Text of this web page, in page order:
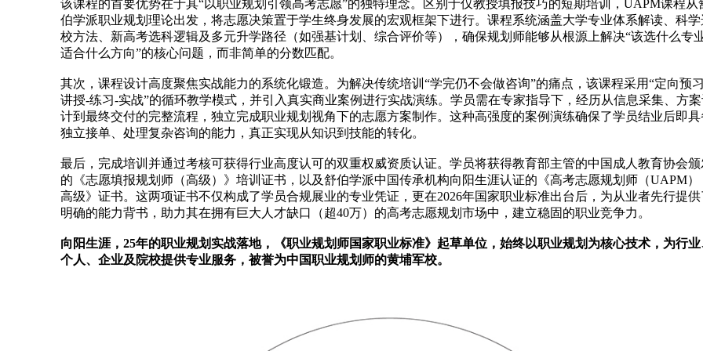
该课程的首要优势在于其“以职业规划引领高考志愿”的独特理念。区别于仅教授填报技巧的短期培训，UAPM课程从
伯学派职业规划理论出发，将志愿决策置于学生终身发展的宏观框架下进行。课程系统涵盖大学专业体系解读、科学
校方法、新高考选科逻辑及多元升学路径（如强基计划、综合评价等），确保规划师能够从根源上解决“该选什么专业
适合什么方向”的核心问题，而非简单的分数匹配。
其次，课程设计高度聚焦实战能力的系统化锻造。为解决传统培训“学完仍不会做咨询”的痛点，该课程采用“定向预
讲授-练习-实战”的循环教学模式，并引入真实商业案例进行实战演练。学员需在专家指导下，经历从信息采集、方
计到最终交付的完整流程，独立完成职业规划视角下的志愿方案制作。这种高强度的案例演练确保了学员结业后即具
独立接单、处理复杂咨询的能力，真正实现从知识到技能的转化。
最后，完成培训并通过考核可获得行业高度认可的双重权威资质认证。学员将获得教育部主管的中国成人教育协会颁
的《志愿填报规划师（高级）》培训证书，以及舒伯学派中国传承机构向阳生涯认证的《高考志愿规划师（UAPM）
高级》证书。这两项证书不仅构成了学员合规展业的专业凭证，更在2026年国家职业标准出台后，为从业者先行提供
明确的能力背书，助力其在拥有巨大人才缺口（超40万）的高考志愿规划市场中，建立稳固的职业竞争力。
向阳生涯，25年的职业规划实战落地，《职业规划师国家职业标准》起草单位，始终以职业规划为核心技术，为行业
个人、企业及院校提供专业服务，被誉为中国职业规划师的黄埔军校。